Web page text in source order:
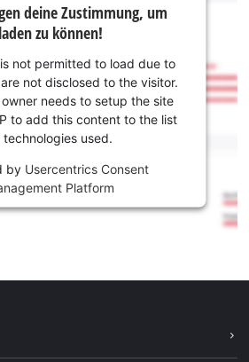
deine Zustimmung, um
laden zu können!
not permitted to load due to
not disclosed to the visitor.
needs to setup the site
to add this content to the list
technologies used.
by Usercentrics Consent
Platform